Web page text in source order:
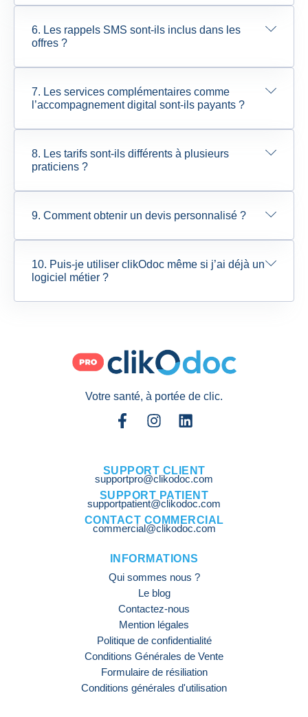
6. Les rappels SMS sont-ils inclus dans les
offres ?
7. Les services complémentaires comme
l’accompagnement digital sont-ils payants ?
8. Les tarifs sont-ils différents à plusieurs
praticiens ?
9. Comment obtenir un devis personnalisé ?
10. Puis-je utiliser clikOdoc même si j’ai déjà un
logiciel métier ?
Votre santé, à portée de clic.
SUPPORT CLIENT
supportpro@clikodoc.com
SUPPORT PATIENT
supportpatient@clikodoc.com
CONTACT COMMERCIAL
commercial@clikodoc.com
INFORMATIONS
Qui sommes nous ?
Le blog
Contactez-nous
Mention légales
Politique de confidentialité
Conditions Générales de Vente
Formulaire de résiliation
Conditions générales d'utilisation